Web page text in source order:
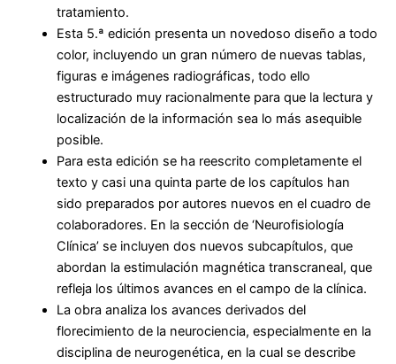
tratamiento.
Esta 5.ª edición presenta un novedoso diseño a todo
color, incluyendo un gran número de nuevas tablas,
figuras e imágenes radiográficas, todo ello
estructurado muy racionalmente para que la lectura y
localización de la información sea lo más asequible
posible.
Para esta edición se ha reescrito completamente el
texto y casi una quinta parte de los capítulos han
sido preparados por autores nuevos en el cuadro de
colaboradores. En la sección de ‘Neurofisiología
Clínica’ se incluyen dos nuevos subcapítulos, que
abordan la estimulación magnética transcraneal, que
refleja los últimos avances en el campo de la clínica.
La obra analiza los avances derivados del
florecimiento de la neurociencia, especialmente en la
disciplina de neurogenética, en la cual se describe